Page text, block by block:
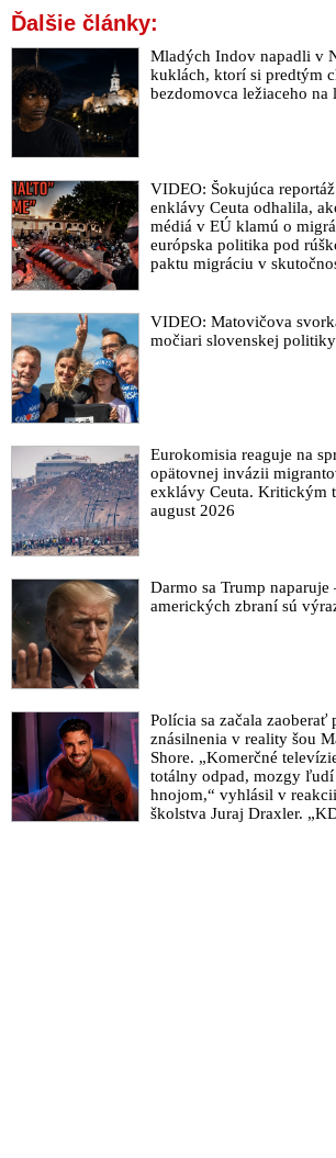
Ďalšie články:
Mladých Indov napadli v
kuklách, ktorí si predtým
bezdomovca ležiaceho na
VIDEO: Šokujúca
enklávy Ceuta odhalila,
médiá v EÚ klamú o
európska politika pod
paktu migráciu v
VIDEO: Matovičova
močiari slovenskej politiky
Eurokomisia reaguje na
opätovnej invázii
exklávy Ceuta. Kritickým
august 2026
Darmo sa Trump naparuje
amerických zbraní sú
Polícia sa začala zaoberať
znásilnenia v reality šou
Shore. „Komerčné
totálny odpad, mozgy ľudí
hnojom,“ vyhlásil v
školstva Juraj Draxler.